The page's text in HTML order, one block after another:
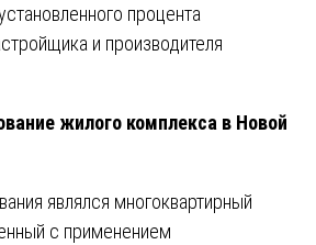
процента
и производителя
жилого комплекса в Новой
являлся многоквартирный
с применением